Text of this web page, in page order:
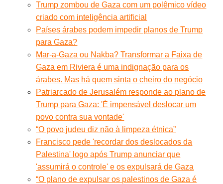
Trump zombou de Gaza com um polêmico vídeo
criado com inteligência artificial
Países árabes podem impedir planos de Trump
para Gaza?
Mar-a-Gaza ou Nakba? Transformar a Faixa de
Gaza em Riviera é uma indignação para os
árabes. Mas há quem sinta o cheiro do negócio
Patriarcado de Jerusalém responde ao plano de
Trump para Gaza: 'É impensável deslocar um
povo contra sua vontade'
“O povo judeu diz não à limpeza étnica”
Francisco pede 'recordar dos deslocados da
Palestina' logo após Trump anunciar que
'assumirá o controle' e os expulsará de Gaza
“O plano de expulsar os palestinos de Gaza é